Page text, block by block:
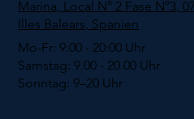
Marina, Local N° 2 Fase N°3,
Illes Balears, Spanien
Mo-Fr: 9:00 - 20:00 Uhr
Samstag: 9.00 - 20.00 Uhr
Sonntag: 9–20 Uhr